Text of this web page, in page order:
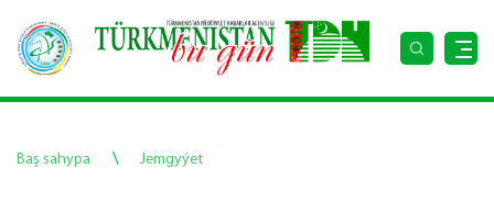
Baş sahypa \ Jemgyýet